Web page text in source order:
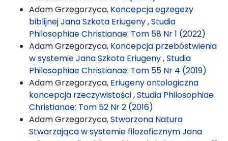
Adam Grzegorzyca, Koncepcja egzegezy
biblijnej Jana Szkota Eriugeny,Studia
Philosophiae Christianae: Tom 58 Nr 1 (2022)
Adam Grzegorzyca, Koncepcja przebóstwienia
w systemie Jana Szkota Eriugeny,Studia
Philosophiae Christianae: Tom 55 Nr 4 (2019)
Adam Grzegorzyca, Eriugeny ontologiczna
koncepcja rzeczywistości,Studia Philosophiae
Christianae: Tom 52 Nr 2 (2016)
Adam Grzegorzyca,Stworzona Natura
Stwarzająca w systemie filozoficznym Jana